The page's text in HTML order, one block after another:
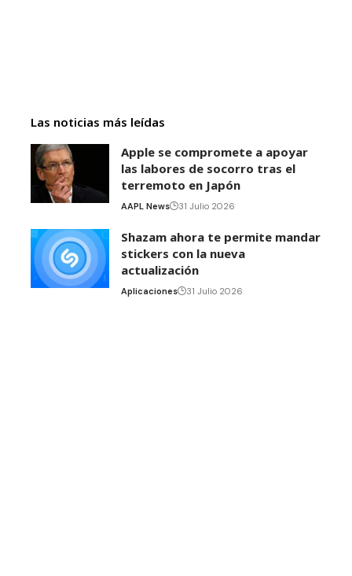
Las noticias más leídas
Apple se compromete a apoyar
las labores de socorro tras el
terremoto en Japón
AAPL News 31 Julio 2026
Shazam ahora te permite mandar
stickers con la nueva
actualización
Aplicaciones 31 Julio 2026